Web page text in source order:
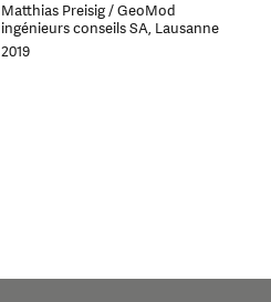
Matthias Preisig / GeoMod
ingénieurs conseils SA, Lausanne
2019